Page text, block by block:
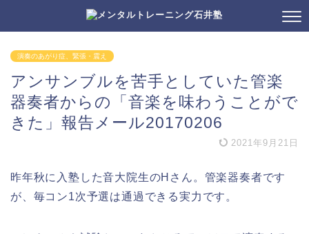
演奏のあがり症、緊張・震え
アンサンブルを苦手としていた管楽
器奏者からの「音楽を味わうことがで
きた」報告メール20170206
2021年9月21日
昨年秋に入塾した音大院生のHさん。管楽器奏者です
が、毎コン1次予選は通過できる実力です。